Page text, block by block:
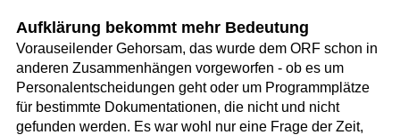
Aufklärung bekommt mehr Bedeutung
Vorauseilender Gehorsam, das wurde dem ORF schon in
anderen Zusammenhängen vorgeworfen - ob es um
Personalentscheidungen geht oder um Programmplätze
für bestimmte Dokumentationen, die nicht und nicht
gefunden werden. Es war wohl nur eine Frage der Zeit,